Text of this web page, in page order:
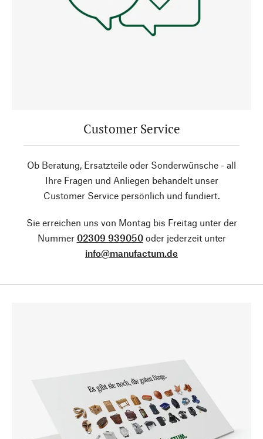
Customer Service
Ob Beratung, Ersatzteile oder Sonderwünsche - all
Ihre Fragen und Anliegen behandelt unser
Customer Service persönlich und fundiert.
Sie erreichen uns von Montag bis Freitag unter der
Nummer 02309 939050oder jederzeit unter
info@manufactum.de